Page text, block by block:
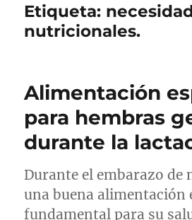
Etiqueta:
nutricionales.
Alimentación
para hembras
durante la
Durante el embarazo de
una buena alimentación
fundamental para su